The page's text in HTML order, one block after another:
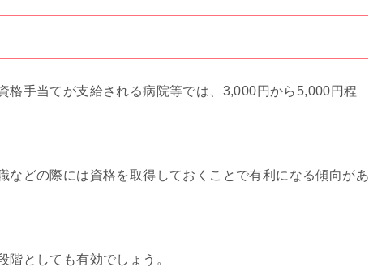
格手当てが支給される病院等では、3,000円から5,000円程
などの際には資格を取得しておくことで有利になる傾向があ
階としても有効でしょう。